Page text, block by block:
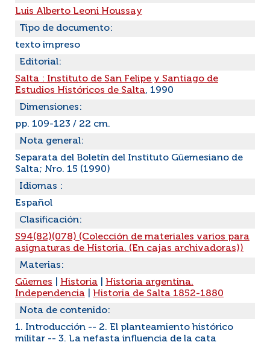
Luis Alberto Leoni Houssay
Tipo de documento:
texto impreso
Editorial:
Salta : Instituto de San Felipe y Santiago de
Estudios Históricos de Salta, 1990
Dimensiones:
pp. 109-123 / 22 cm.
Nota general:
Separata del Boletín del Instituto Güemesiano de
Salta; Nro. 15 (1990)
Idiomas :
Español
Clasificación:
S94(82)(078) (Colección de materiales varios para
asignaturas de Historia. (En cajas archivadoras))
Materias:
Güemes
Historia
Historia argentina.
Independencia
Historia de Salta 1852-1880
Nota de contenido:
1. Introducción -- 2. El planteamiento histórico
militar -- 3. La nefasta influencia de la cata